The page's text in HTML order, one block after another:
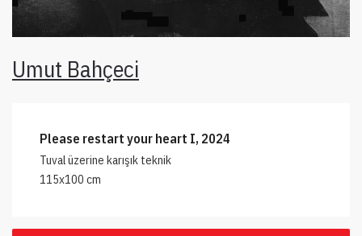
Umut Bahçeci
Please restart your heart I, 2024
Tuval üzerine karışık teknik
115x100 cm